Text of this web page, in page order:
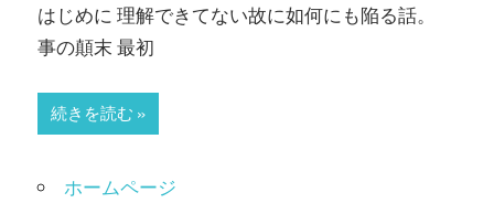
はじめに 理解できてない故に如何にも陥る話。
事の顛末 最初
続きを読む
ホームページ